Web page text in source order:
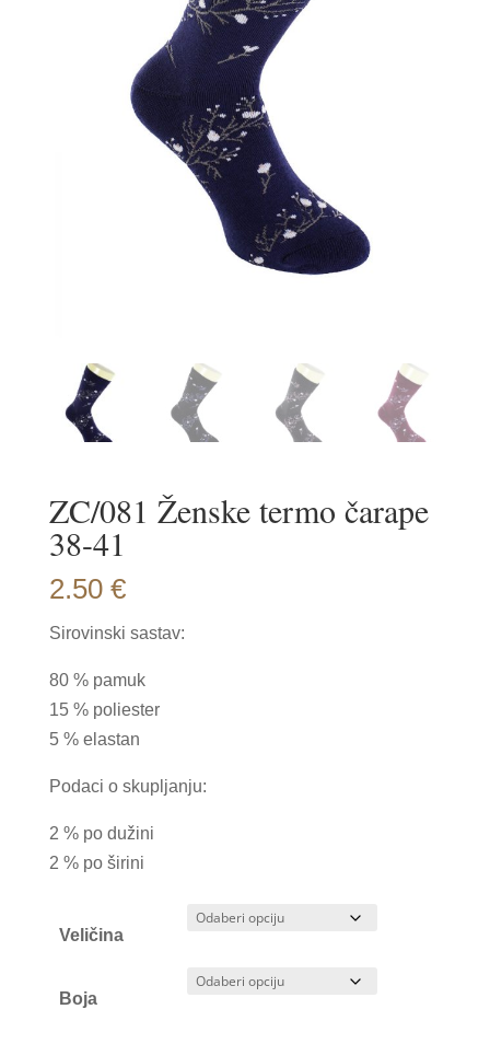
ZC/081 Ženske termo čarape
38-41
2.50 €
Sirovinski sastav:
80 % pamuk
15 % poliester
5 % elastan
Podaci o skupljanju:
2 % po dužini
2 % po širini
Veličina
Boja